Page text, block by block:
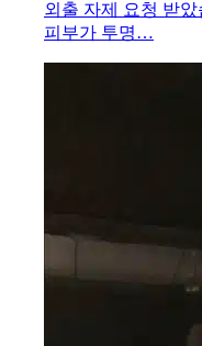
외출 자제 요청 받
피부가 투명…